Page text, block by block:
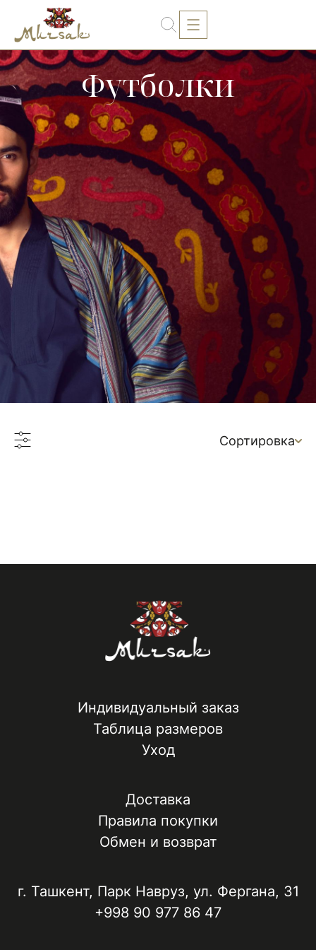
Футболки
Сортировка
Индивидуальный заказ
Таблица размеров
Уход
Доставка
Правила покупки
Обмен и возврат
г. Ташкент, ​Парк Навруз​, ул. Фергана, 31
+998 90 977 86 47